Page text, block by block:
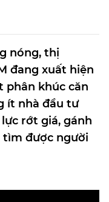
nóng, thị
đang xuất hiện
phân khúc căn
ít nhà đầu tư
rớt giá, gánh
tìm được người